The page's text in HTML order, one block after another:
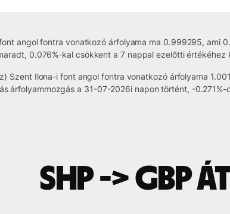
angol fontra vonatkozó árfolyama ma 0.999295, ami
0.076%-kal csökkent a 7 nappal ezelőtti értékéhez
Szent Ilona-i font angol fontra vonatkozó árfolyama
árfolyammozgás a 31-07-2026i napon történt, -0.271%-
SHP ->